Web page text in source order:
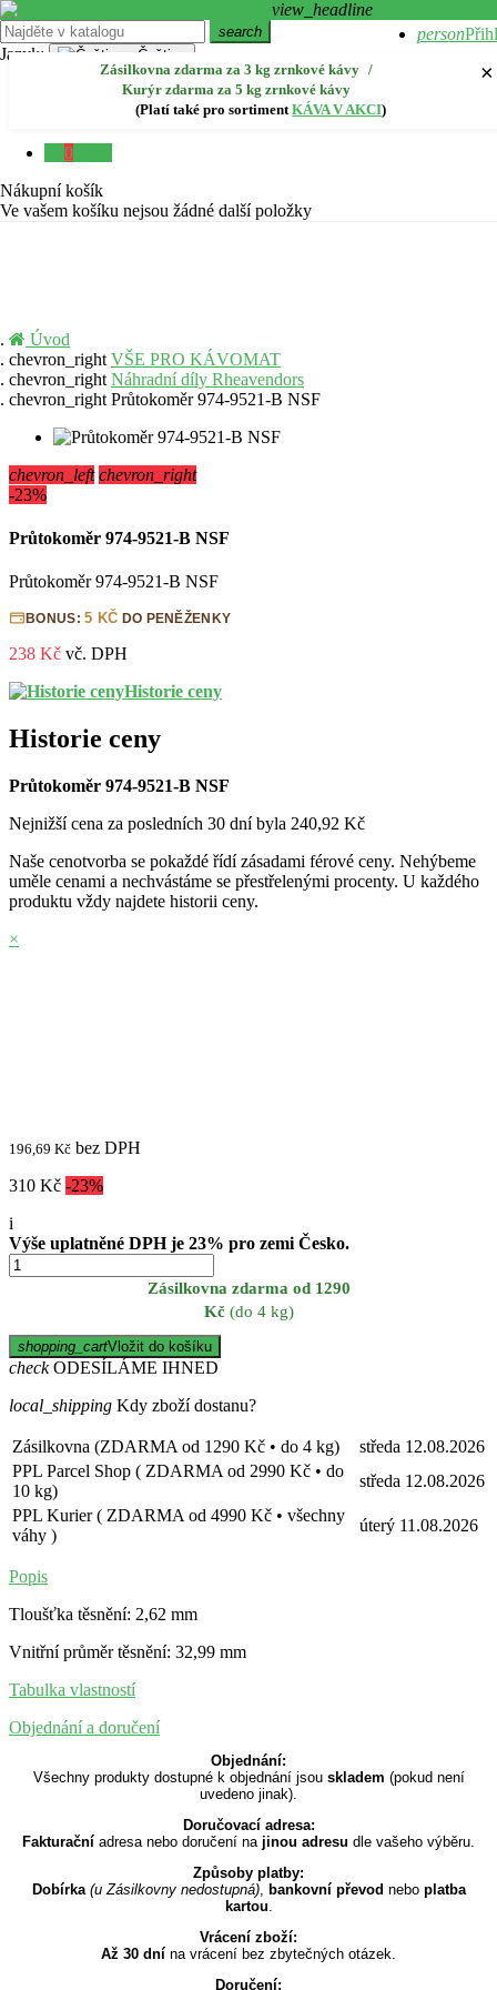
Přihlásit se přes Facebook
×
Zásilkovna zdarma za 3 kg zrnkové kávy /
Kurýr zdarma za 5 kg zrnkové kávy
(Platí také pro sortimentKÁVA V AKCI)
Menu
person
view_headline
search
Jazyk: Čeština
Slovenčina sk
Magyar hu
0
Nákupní košík
Ve vašem košíku nejsou žádné další položky
Úvod
chevron_right VŠE PRO KÁVOMAT
chevron_right Náhradní díly Rheavendors
chevron_right Průtokoměr 974-9521-B NSF
chevron_left chevron_right
-23%
Průtokoměr 974-9521-B NSF
Průtokoměr 974-9521-B NSF
BONUS:5 KČ DO PENĚŽENKY
238 Kč vč. DPH
Historie ceny
Historie ceny
Průtokoměr 974-9521-B NSF
Nejnižší cena za posledních 30 dní byla 240,92 Kč
Naše cenotvorba se pokaždé řídí zásadami férové ceny. Nehýbeme
uměle cenami a nechvástáme se přestřelenými procenty. U každého
produktu vždy najdete historii ceny.
×
196,69 Kč bez DPH
310 Kč -23%
i
Výše uplatněné DPH je 23% pro zemi Česko.
Zásilkovna zdarma od 1290
Kč (do 4 kg)
shopping_cartVložit do košíku
checkODESÍLÁME IHNED
local_shipping Kdy zboží dostanu?
Zásilkovna (ZDARMA od 1290 Kč • do 4 kg) středa 12.08.2026
PPL Parcel Shop ( ZDARMA od 2990 Kč • do
10 kg)
středa 12.08.2026
PPL Kurier ( ZDARMA od 4990 Kč • všechny
váhy )
úterý 11.08.2026
Popis
Tloušťka těsnění: 2,62 mm
Vnitřní průměr těsnění: 32,99 mm
Tabulka vlastností
Objednání a doručení
Objednání:
Všechny produkty dostupné k objednání jsou skladem (pokud není
uvedeno jinak).
Doručovací adresa:
Fakturační adresa nebo doručení na jinou adresu dle vašeho výběru.
Způsoby platby:
Dobírka (u Zásilkovny nedostupná), bankovní převod nebo platba
kartou.
Vrácení zboží:
Až 30 dní na vrácení bez zbytečných otázek.
Doručení: